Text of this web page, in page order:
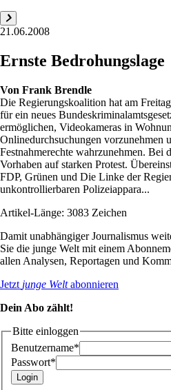
21.06.2008
Ernste Bedrohungslage
Von Frank Brendle
Die Regierungskoalition hat am
für ein neues
ermöglichen, Videokameras in
Onlinedurchsuchungen vorzunehmen
Festnahmerechte wahrzunehmen. Bei
Vorhaben auf starken Protest.
FDP, Grünen und Die Linke der
unkontrollierbaren Polizeiappara...
Artikel-Länge: 3083 Zeichen
Damit unabhängiger Journalismus
Sie die junge Welt mit einem
allen Analysen, Reportagen und
Jetzt junge Weltabonnieren
Dein Abo zählt!
Bitte einloggen
Benutzername*
Passwort*